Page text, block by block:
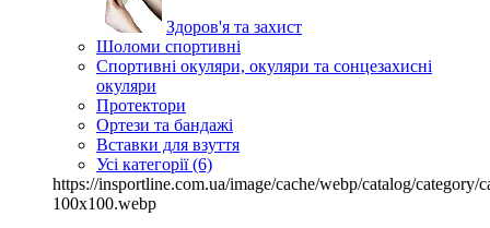
Здоров'я та захист
Шоломи спортивні
Спортивні окуляри, окуляри та сонцезахисні
окуляри
Протектори
Ортези та бандажі
Вставки для взуття
Усі категорії (6)
https://insportline.com.ua/image/cache/webp/catalog/category/
100x100.webp